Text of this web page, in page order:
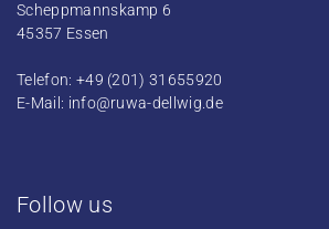
Scheppmannskamp 6
45357 Essen
Telefon: +49 (201) 31655920
E-Mail: info@ruwa-dellwig.de
Follow us